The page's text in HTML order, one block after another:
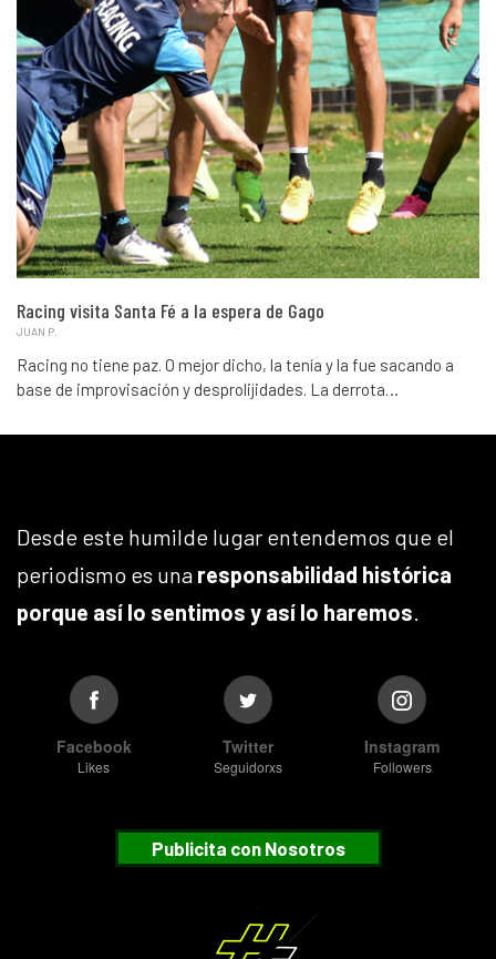
Racing visita Santa Fé a la espera de Gago
JUAN P.
Racing no tiene paz. O mejor dicho, la tenía y la fue sacando a
base de improvisación y desprolijidades. La derrota…
Desde este humilde lugar entendemos que el
periodismo es una responsabilidad histórica
porque así lo sentimos y así lo haremos.
Facebook
Likes
Twitter
Seguidorxs
Instagram
Followers
Publicita con Nosotros